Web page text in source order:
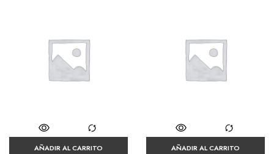
AÑADIR AL CARRITO AÑADIR AL CARRITO